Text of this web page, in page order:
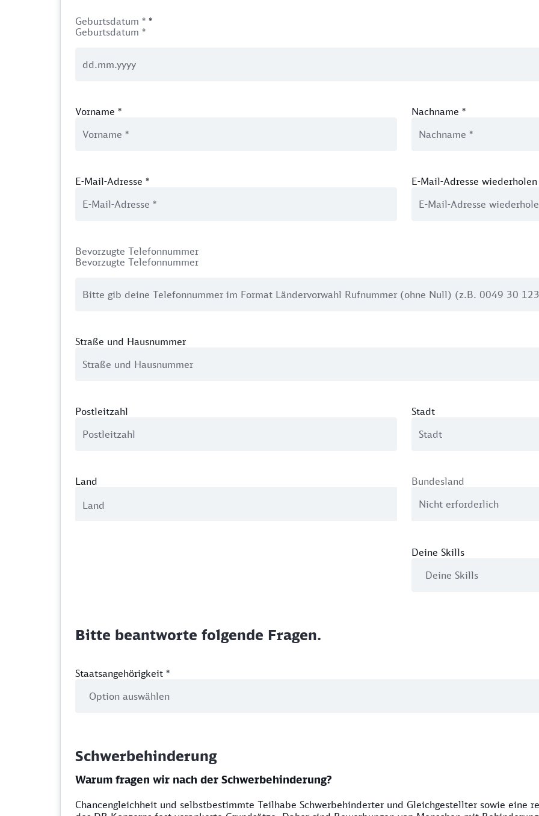
Geburtsdatum * *
Geburtsdatum *
Vorname * Nachname *
E-Mail-Adresse * E-Mail-Adresse wiederholen
Bevorzugte Telefonnummer
Bevorzugte Telefonnummer
Straße und Hausnummer
Postleitzahl Stadt
Land Bundesland
Deine Skills
Bitte beantworte folgende Fragen.
Staatsangehörigkeit *
Schwerbehinderung
Warum fragen wir nach der Schwerbehinderung?
Chancengleichheit und selbstbestimmte Teilhabe Schwerbehinderter und Gleichgestellter sowie eine